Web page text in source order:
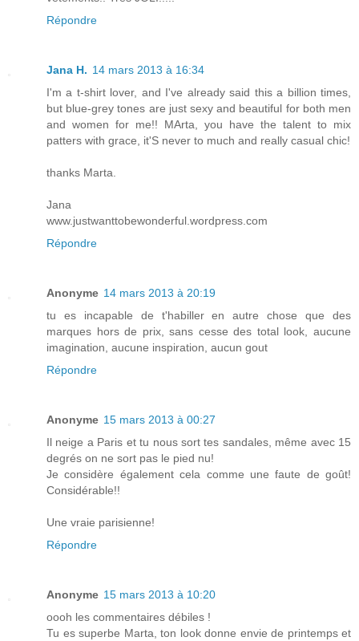
Répondre
Jana H. 14 mars 2013 à 16:34
I'm a t-shirt lover, and I've already said this a billion times,
but blue-grey tones are just sexy and beautiful for both men
and women for me!! MArta, you have the talent to mix
patters with grace, it'S never to much and really casual chic!
thanks Marta.
Jana
www.justwanttobewonderful.wordpress.com
Répondre
Anonyme 14 mars 2013 à 20:19
tu es incapable de t'habiller en autre chose que des
marques hors de prix, sans cesse des total look, aucune
imagination, aucune inspiration, aucun gout
Répondre
Anonyme 15 mars 2013 à 00:27
Il neige a Paris et tu nous sort tes sandales, même avec 15
degrés on ne sort pas le pied nu!
Je considère également cela comme une faute de goût!
Considérable!!
Une vraie parisienne!
Répondre
Anonyme 15 mars 2013 à 10:20
oooh les commentaires débiles !
Tu es superbe Marta, ton look donne envie de printemps et